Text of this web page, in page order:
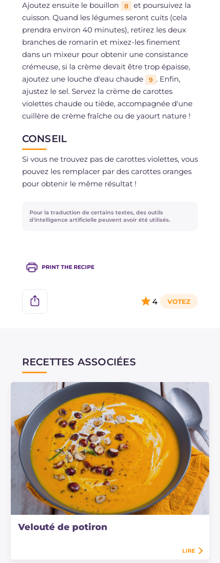
Ajoutez ensuite le bouillon
8
et poursuivez la
cuisson. Quand les légumes seront cuits (cela
prendra environ 40 minutes), retirez les deux
branches de romarin et mixez-les finement
dans un mixeur pour obtenir une consistance
crémeuse, si la crème devait être trop épaisse,
ajoutez une louche d'eau chaude
9 . Enfin,
ajustez le sel. Servez la crème de carottes
violettes chaude ou tiède, accompagnée d'une
cuillère de crème fraîche ou de yaourt nature !
CONSEIL
Si vous ne trouvez pas de carottes violettes, vous
pouvez les remplacer par des carottes oranges
pour obtenir le même résultat !
Pour la traduction de certains textes, des outils
d'intelligence artificielle peuvent avoir été utilisés.
PRINT THE RECIPE
4
RECETTES ASSOCIÉES
Velouté de potiron
LIRE